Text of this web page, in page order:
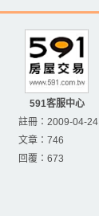
591客服中心
註冊： 2009-04-24
文章： 746
回覆： 673